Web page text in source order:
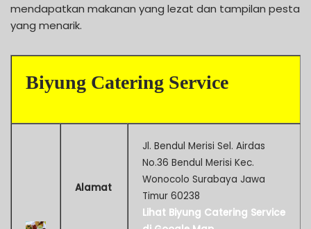
mendapatkan makanan yang lezat dan tampilan pesta
yang menarik.
Biyung Catering Service
Alamat
Jl. Bendul Merisi Sel. Airdas
No.36 Bendul Merisi Kec.
Wonocolo Surabaya Jawa
Timur 60238
Lihat Biyung Catering Service